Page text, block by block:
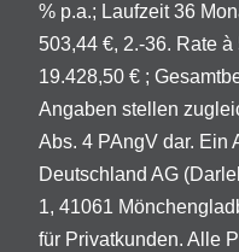
% p.a.; Laufzeit 36
503,44 €, 2.-36. Rate
19.428,50 € ;
Angaben stellen
Abs. 4 PAngV dar. Ein
Deutschland AG
1, 41061
für Privatkunden. Alle